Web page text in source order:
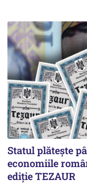
Statul plătește
economiile
ediție TEZAUR